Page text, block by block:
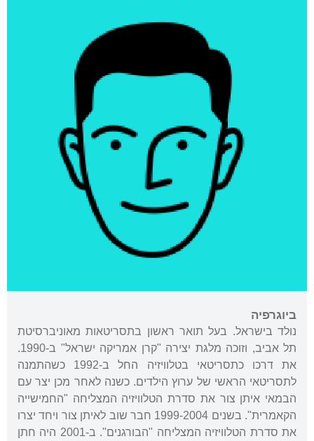
ביוגרפיה
נולד בישראל. בעל תואר ראשון בתסריטאות מאוניברסיטת
תל אביב, וזוכה מלגת יצירה "קרן אמריקה ישראל" ב-1990.
את דרכו כתסריטאי בטלוויזיה החל ב-1992 כשהתמנה
לתסריטאי הראשי של ערוץ הילדים. כשנה לאחר מכן יצר עם
הבמאי איתן צור את סדרת הטלוויזיה המצליחה "החמישייה
הקאמרית". בשנים 1999-2004 חבר שוב לאיתן צור ויחד יצרו
את סדרת הטלוויזיה המצליחה "הבורגנים". ב-2001 היה חתן